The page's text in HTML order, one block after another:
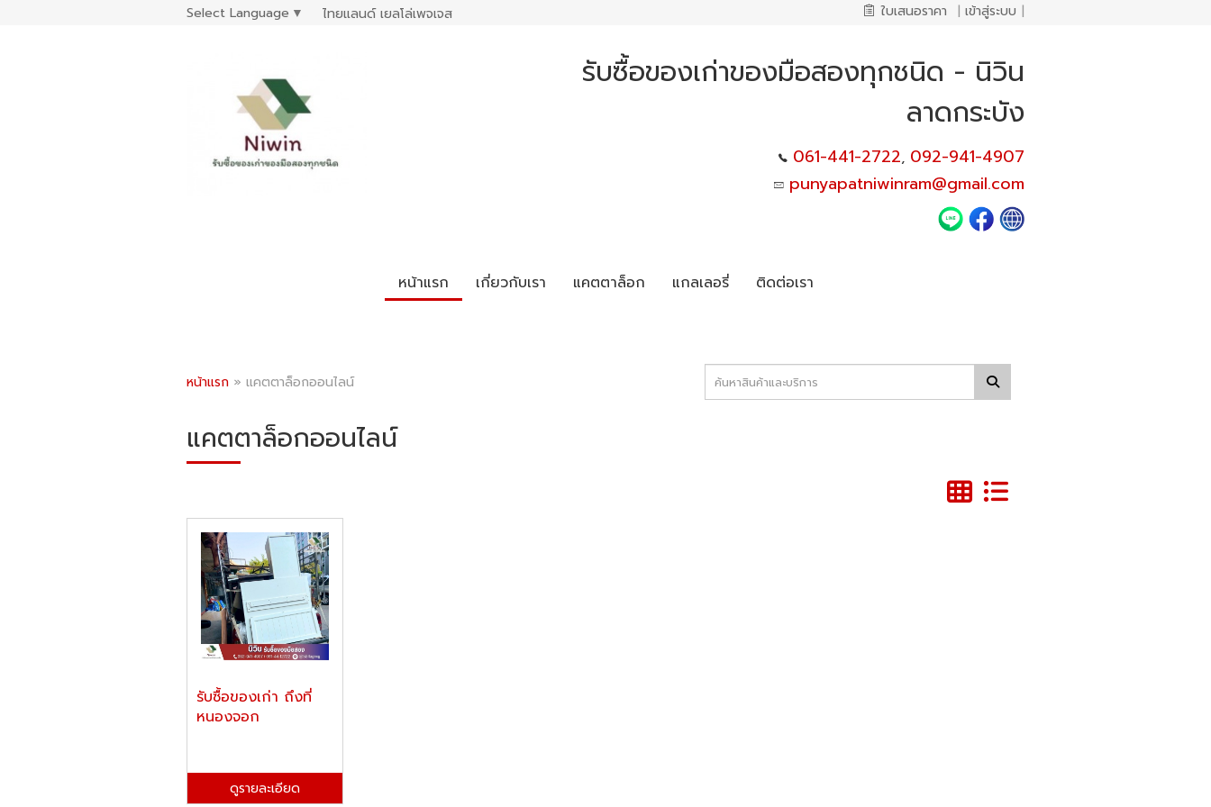
Select Language ▼ ไทยแลนด์ เยลโล่เพจเจส ใบเสนอราคา | เข้าสู่ระบบ |
รับซื้อของเก่าของมือสองทุกชนิด - นิวิน
ลาดกระบัง
061-441-2722, 092-941-4907
punyapatniwinram@gmail.com
หน้าแรก เกี่ยวกับเรา แคตตาล็อก แกลเลอรี่ ติดต่อเรา
หน้าแรก » แคตตาล็อกออนไลน์
แคตตาล็อกออนไลน์
รับซื้อของเก่า ถึงที่
หนองจอก
ดูรายละเอียด